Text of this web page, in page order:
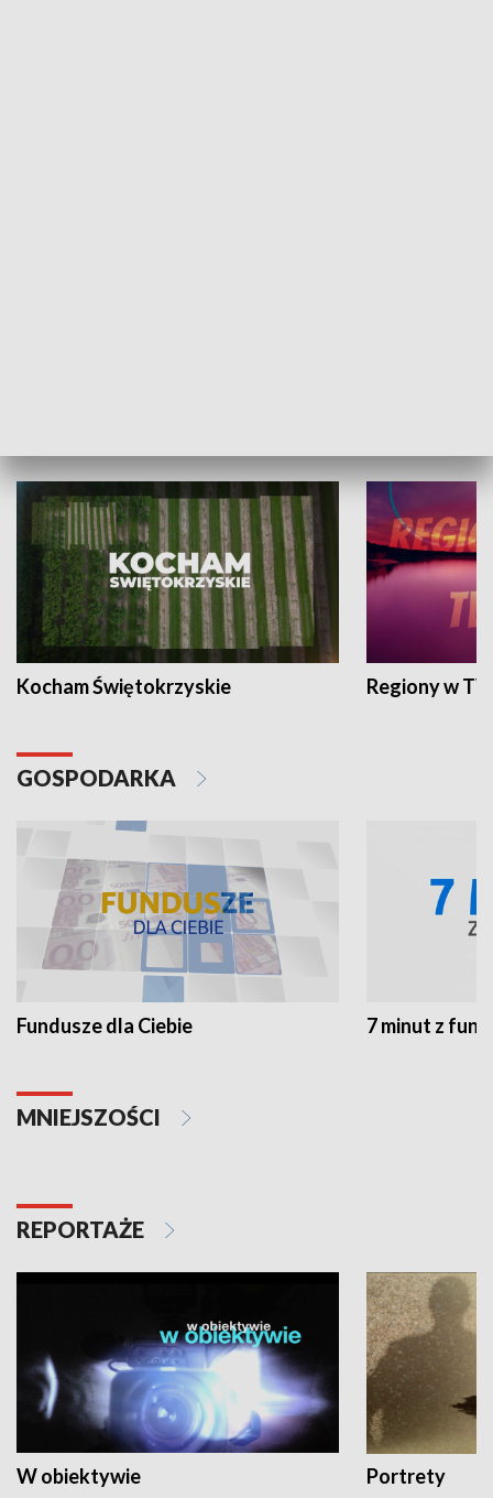
Kocham Świętokrzyskie Regiony w
GOSPODARKA
Fundusze dla Ciebie 7 minut z
MNIEJSZOŚCI
REPORTAŻE
W obiektywie Portrety